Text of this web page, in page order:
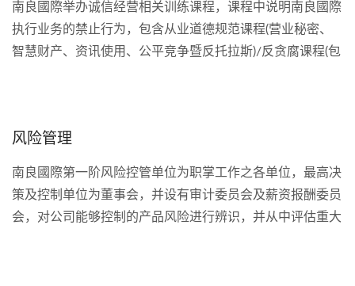
南良國際举办诚信经营相关训练课程，课程中说明南良國際
执行业务的禁止行为，包含从业道德规范课程(营业秘密、
智慧财产、资讯使用、公平竞争暨反托拉斯)/反贪腐课程(包
风险管理
南良國際第一阶风险控管单位为职掌工作之各单位，最高决
策及控制单位为董事会，并设有审计委员会及薪资报酬委员
会，对公司能够控制的产品风险进行辨识，并从中评估重大